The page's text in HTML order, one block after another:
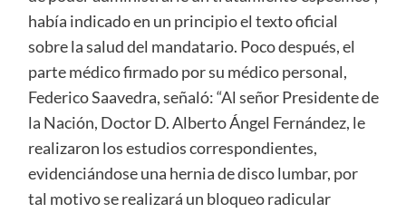
había indicado en un principio el texto oficial
sobre la salud del mandatario. Poco después, el
parte médico firmado por su médico personal,
Federico Saavedra, señaló: “Al señor Presidente de
la Nación, Doctor D. Alberto Ángel Fernández, le
realizaron los estudios correspondientes,
evidenciándose una hernia de disco lumbar, por
tal motivo se realizará un bloqueo radicular